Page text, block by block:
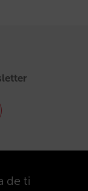
de ti